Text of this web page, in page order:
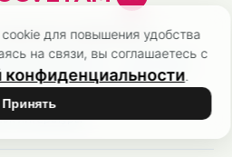
для повышения удобства
на связи, вы соглашаетесь с
конфиденциальности.
Принять
и садовых цветах
Эксперты Авторы
литературы